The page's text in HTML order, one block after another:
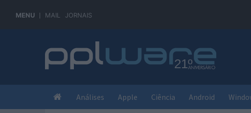
MENU MAIL JORNAIS
Análises Apple Ciência Android